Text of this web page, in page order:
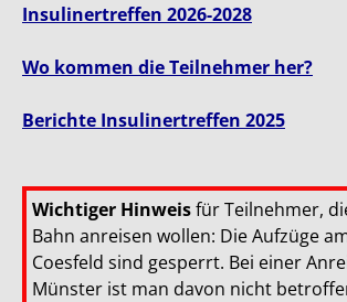
Insulinertreffen 2026-2028
Wo kommen die Teilnehmer her?
Berichte Insulinertreffen 2025
Wichtiger Hinweisfür Teilnehmer,
Bahn anreisen wollen: Die Aufzüge
Coesfeld sind gesperrt. Bei einer
Münster ist man davon nicht